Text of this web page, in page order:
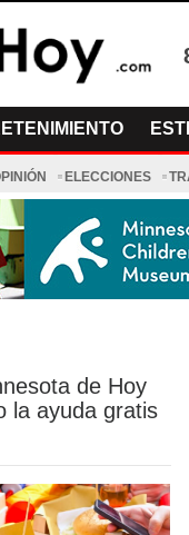
ELECCIONES
de Hoy
la ayuda gratis